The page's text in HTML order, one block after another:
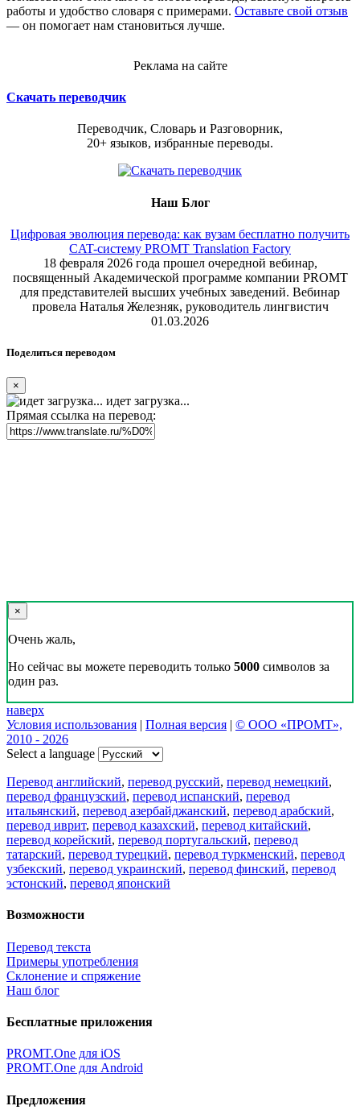
работы и удобство словаря с примерами. Оставьте свой отзыв
— он помогает нам становиться лучше.
Реклама на сайте
Скачать переводчик
Переводчик, Словарь и Разговорник,
20+ языков, избранные переводы.
Наш Блог
Цифровая эволюция перевода: как вузам бесплатно получить
CAT-систему PROMT Translation Factory
18 февраля 2026 года прошел очередной вебинар,
посвященный Академической программе компании PROMT
для представителей высших учебных заведений. Вебинар
провела Наталья Железняк, руководитель лингвистич
01.03.2026
Поделиться переводом
×
идет загрузка...
Прямая ссылка на перевод:
×
Очень жаль,
Но сейчас вы можете переводить только 5000 символов за
один раз.
наверх
Условия использования | Полная версия | © ООО «ПРОМТ»,
2010 - 2026
Select a language
Перевод английский, перевод русский, перевод немецкий,
перевод французский, перевод испанский, перевод
итальянский, перевод азербайджанский, перевод арабский,
перевод иврит, перевод казахский, перевод китайский,
перевод корейский, перевод португальский, перевод
татарский, перевод турецкий, перевод туркменский, перевод
узбекский, перевод украинский, перевод финский, перевод
эстонский, перевод японский
Возможности
Перевод текста
Примеры употребления
Склонение и спряжение
Наш блог
Бесплатные приложения
PROMT.One для iOS
PROMT.One для Android
Предложения